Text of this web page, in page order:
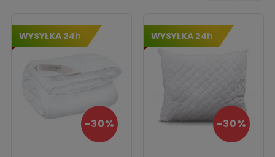
WYSYŁKA 24h
-30%
WYSYŁKA 24h
-30%